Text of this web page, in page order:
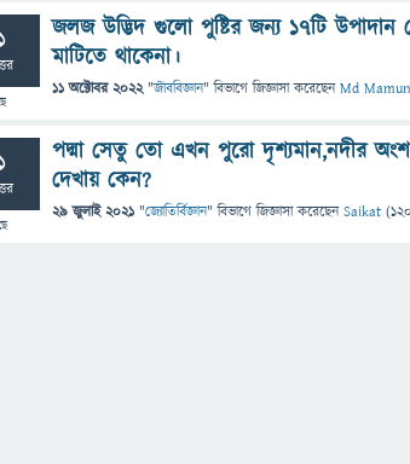
জলজ উদ্ভিদ গুলো পুষ্টির জন্য ১৭টি
মাটিতে থাকেনা।
11 অক্টোবর 2022 "জীববিজ্ঞান" বিভাগে জিজ্ঞাসাকরেছেনMd
পদ্মা সেতু তো এখন পুরো দৃশ্যমান,নদীর
দেখায় কেন?
29 জুলাই 2021 "জ্যোতির্বিজ্ঞান" বিভাগে জিজ্ঞাসাকরেছেনSaikat (120